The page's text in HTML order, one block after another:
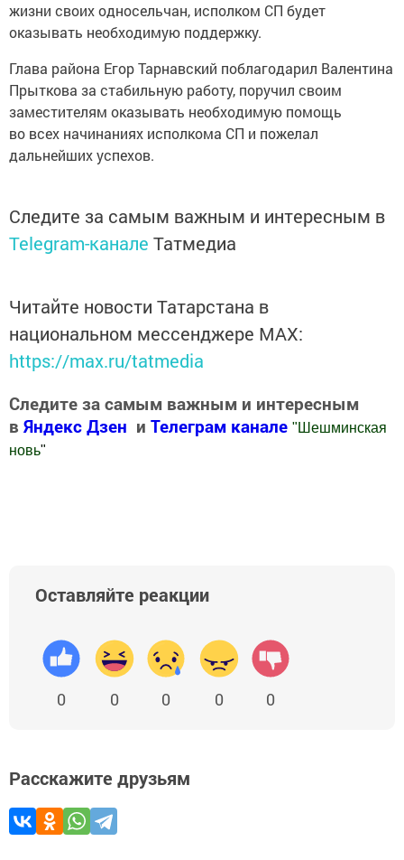
жизни своих односельчан, исполком СП будет
оказывать необходимую поддержку.
Глава района Егор Тарнавский поблагодарил Валентина
Прыткова за стабильную работу, поручил своим
заместителям оказывать необходимую помощь
во всех начинаниях исполкома СП и пожелал
дальнейших успехов.
Следите за самым важным и интересным в
Telegram-канале Татмедиа
Читайте новости Татарстана в
национальном мессенджере MАХ:
https://max.ru/tatmedia
Следите за самым важным и интересным
в Яндекс Дзен и Телеграм канале " Шешминская
новь"
Оставляйте реакции
0 0 0 0 0
Расскажите друзьям